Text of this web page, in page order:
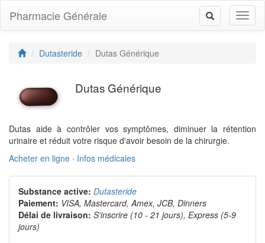
Toggle
navigation
Pharmacie Générale
Dutasteride Dutas Générique
Dutas Générique
Dutas aide à contrôler vos symptômes, diminuer la rétention
urinaire et réduit votre risque d'avoir besoin de la chirurgie.
Acheter en ligne · Infos médicales
Substance active: Dutasteride
Paiement: VISA, Mastercard, Amex, JCB, Dinners
Délai de livraison: S'inscrire (10 - 21 jours), Express (5-9
jours)